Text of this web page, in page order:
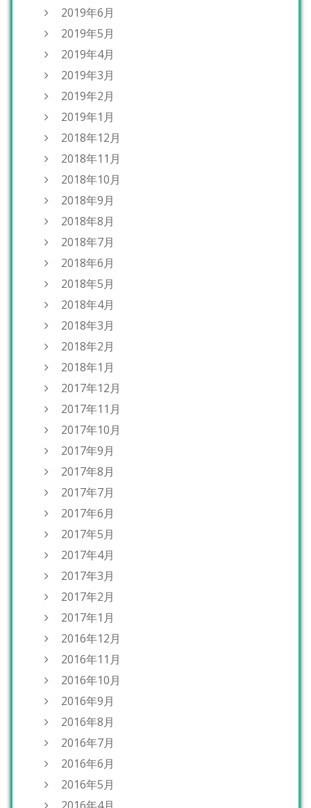
2019年6月
2019年5月
2019年4月
2019年3月
2019年2月
2019年1月
2018年12月
2018年11月
2018年10月
2018年9月
2018年8月
2018年7月
2018年6月
2018年5月
2018年4月
2018年3月
2018年2月
2018年1月
2017年12月
2017年11月
2017年10月
2017年9月
2017年8月
2017年7月
2017年6月
2017年5月
2017年4月
2017年3月
2017年2月
2017年1月
2016年12月
2016年11月
2016年10月
2016年9月
2016年8月
2016年7月
2016年6月
2016年5月